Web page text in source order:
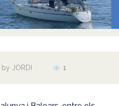
by JORDI 1